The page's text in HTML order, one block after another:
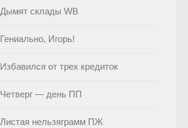
Дымят склады WB
Гениально, Игорь!
Избавился от трех кредиток
Четверг — день ПП
Листая нельзяграмм ПЖ